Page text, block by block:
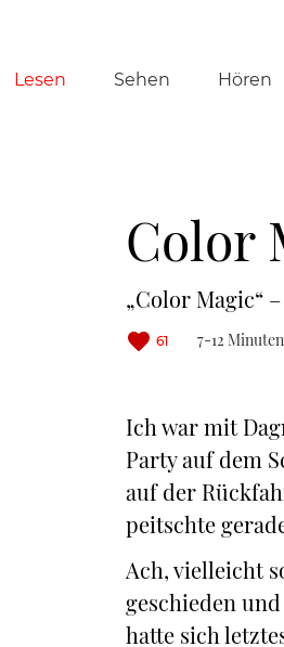
Navigation
Lesen Sehen Hören
Color
„Color Magic“
61 7-12 Minuten
Ich war mit
Party auf dem
auf der
peitschte
Ach, vielleicht
geschieden
hatte sich